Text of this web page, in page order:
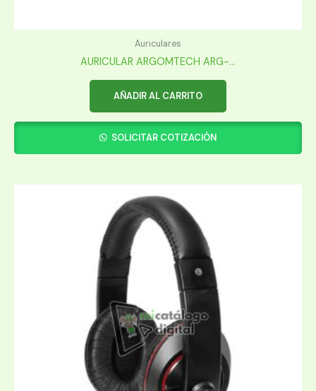
Auriculares
AURICULAR ARGOMTECH ARG-...
AÑADIR AL CARRITO
SOLICITAR COTIZACIÓN